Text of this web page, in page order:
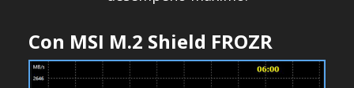
Con MSI M.2 Shield FROZR